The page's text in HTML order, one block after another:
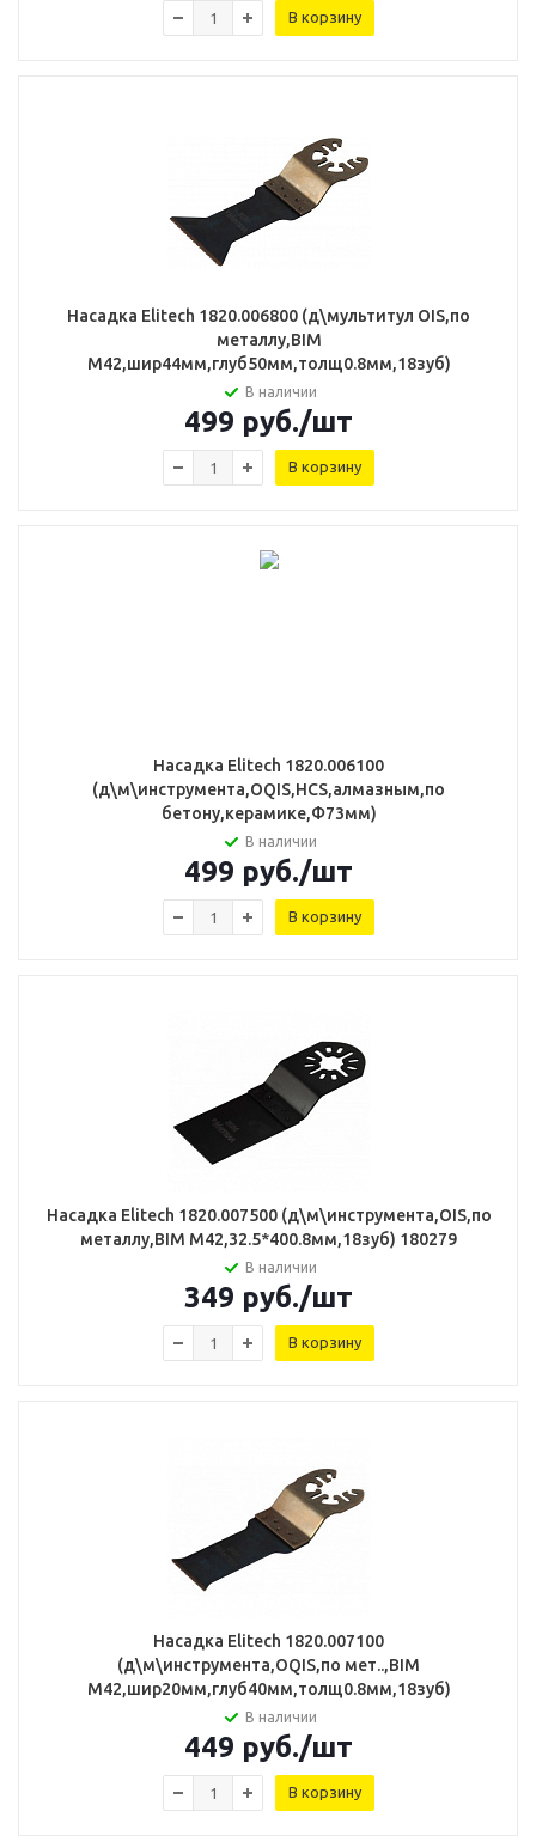
В корзину
Насадка Elitech 1820.006800 (д\мультитул OIS,по
металлу,BIM
M42,шир44мм,глуб50мм,толщ0.8мм,18зуб)
В наличии
499 руб./шт
В корзину
Насадка Elitech 1820.006100
(д\м\инструмента,OQIS,HCS,алмазным,по
бетону,керамике,Ф73мм)
В наличии
499 руб./шт
В корзину
Насадка Elitech 1820.007500 (д\м\инструмента,OIS,по
металлу,BIM M42,32.5*400.8мм,18зуб) 180279
В наличии
349 руб./шт
В корзину
Насадка Elitech 1820.007100
(д\м\инструмента,OQIS,по мет..,BIM
M42,шир20мм,глуб40мм,толщ0.8мм,18зуб)
В наличии
449 руб./шт
В корзину